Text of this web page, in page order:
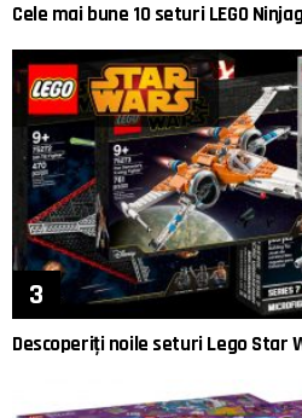
Cele mai bune 10 seturi LEGO
Descoperiți noile seturi Lego Star